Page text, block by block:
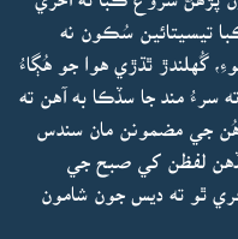
تيسيتائين سُڪون نه
گُهلندڙ ٿڌڙي هوا جو هُڳاءُ
سرءُ مند جا سڏڪا به آهن ته
هُن جي مضمونن مان سندس
لفظن کي صبح جي
ٿو ته ديس جون شامون